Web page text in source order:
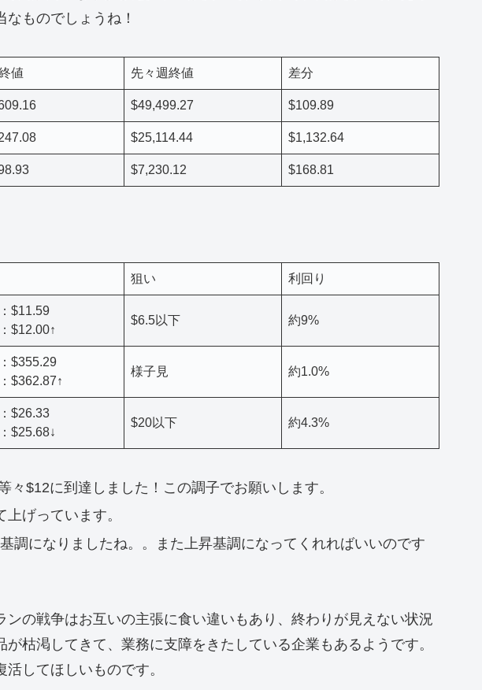
ものでしょうね！
値 先々週終値 差分
$49,499.27 $109.89
$25,114.44 $1,132.64
$7,230.12 $168.81
狙い 利回り
$11.59
$12.00↑
$6.5以下 約9%
$355.29
$362.87↑
様子見 約1.0%
$26.33
$25.68↓
$20以下 約4.3%
々$12に到達しました！この調子でお願いします。
げっています。
調になりましたね。。また上昇基調になってくれればいいのです
ンの戦争はお互いの主張に食い違いもあり、終わりが見えない状況
枯渇してきて、業務に支障をきたしている企業もあるようです。
してほしいものです。